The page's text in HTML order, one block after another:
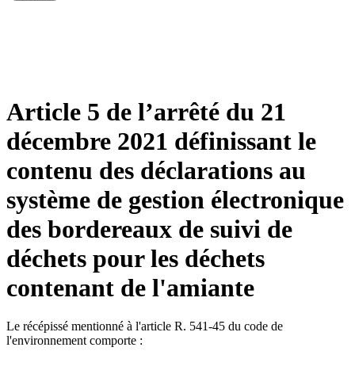
Article 5 de l’arrêté du 21
décembre 2021 définissant le
contenu des déclarations au
système de gestion électronique
des bordereaux de suivi de
déchets pour les déchets
contenant de l'amiante
Le récépissé mentionné à l'article R. 541-45 du code de
l'environnement comporte :